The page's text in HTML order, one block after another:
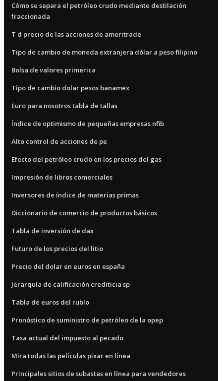
Cómo se separa el petróleo crudo mediante destilación
fraccionada
T d precio de las acciones de ameritrade
Tipo de cambio de moneda extranjera dólar a peso filipino
Bolsa de valores primerica
Tipo de cambio dolar pesos banamex
Euro para nosotros tabla de tallas
Índice de optimismo de pequeñas empresas nfib
Alto control de acciones de pe
Efecto del petróleo crudo en los precios del gas
Impresión de libros comerciales
Inversores de índice de materias primas
Diccionario de comercio de productos básicos
Tabla de inversión de dax
Futuro de los precios del litio
Precio del dolar en euros en españa
Jerarquía de calificación crediticia sp
Tabla de euros del rublo
Pronóstico de suministro de petróleo de la opep
Tasa actual del impuesto al pecado
Mira todas las películas pixar en línea
Principales sitios de subastas en línea para vendedores